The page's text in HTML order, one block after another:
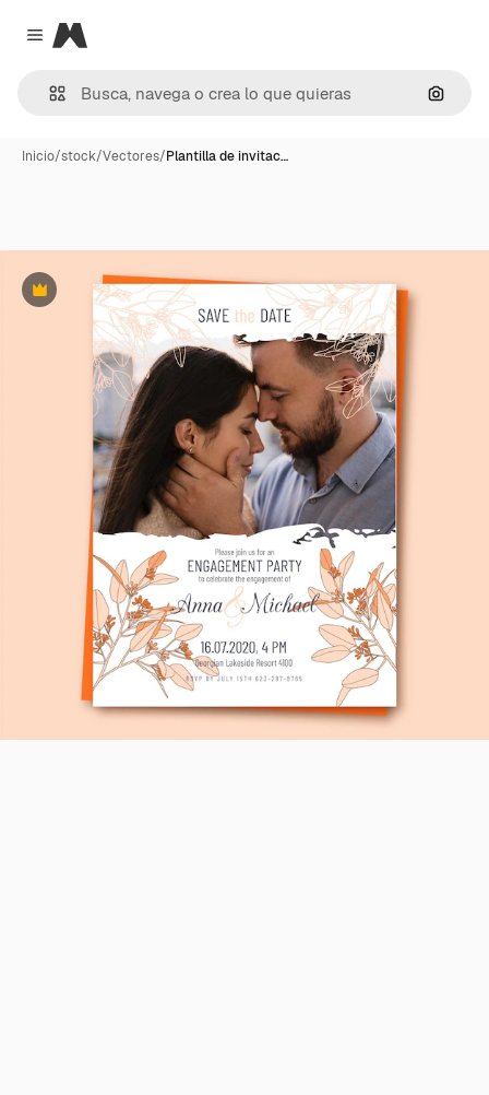
Close menu
Magnific
Inicio/stock/Vectores/Plantilla de invitac…
Premium